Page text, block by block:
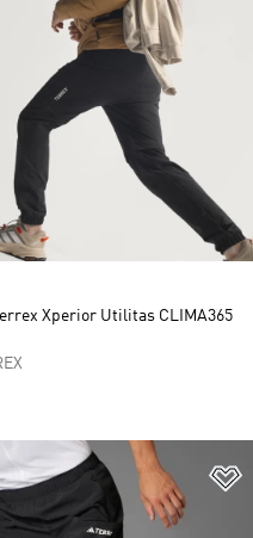
Xperior Utilitas CLIMA365
dei desideri